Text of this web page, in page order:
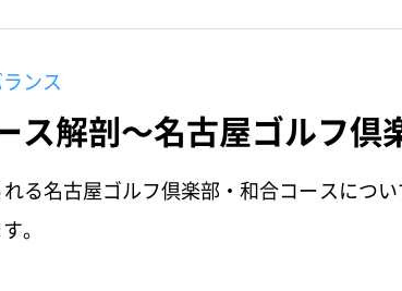
ンス
ス解剖～名古屋ゴルフ倶
る名古屋ゴルフ倶楽部・和合コースにつ
。